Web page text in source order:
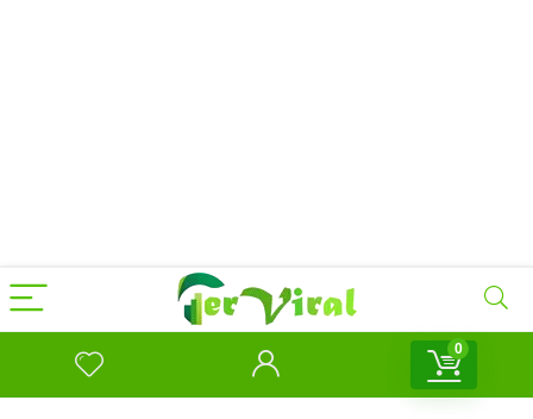
0